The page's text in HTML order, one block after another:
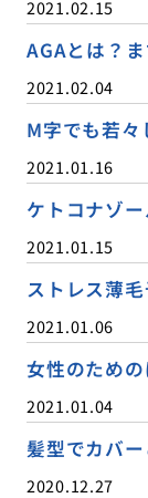
2021.02.15
AGAとは？
2021.02.04
M字でも若
2021.01.16
ケトコナゾ
2021.01.15
ストレス薄
2021.01.06
女性のため
2021.01.04
髪型でカバ
2020.12.27